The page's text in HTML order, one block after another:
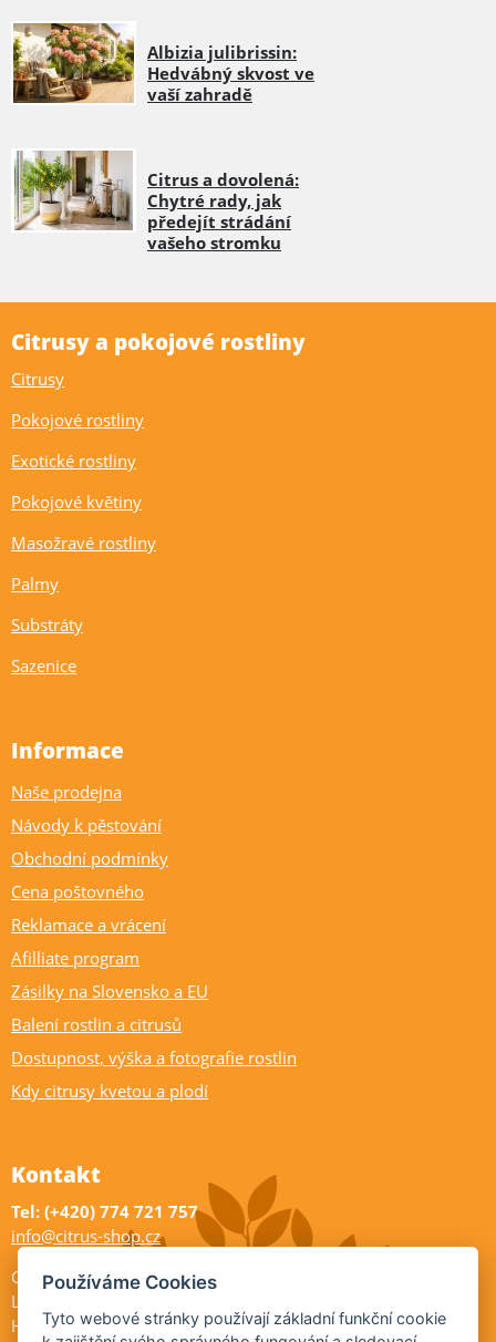
Albizia julibrissin:
Hedvábný skvost ve
vaší zahradě
Citrus a dovolená:
Chytré rady, jak
předejít strádání
vašeho stromku
Citrusy a pokojové rostliny
Citrusy
Pokojové rostliny
Exotické rostliny
Pokojové květiny
Masožravé rostliny
Palmy
Substráty
Sazenice
Informace
Naše prodejna
Návody k pěstování
Obchodní podmínky
Cena poštovného
Reklamace a vrácení
Afilliate program
Zásilky na Slovensko a EU
Balení rostlin a citrusů
Dostupnost, výška a fotografie rostlin
Kdy citrusy kvetou a plodí
Kontakt
Tel: (+420) 774 721 757
info@citrus-shop.cz
Citrus shop zahradnictví
Legionářů 2
Hodonín
Používáme Cookies
Tyto webové stránky používají základní funkční cookie